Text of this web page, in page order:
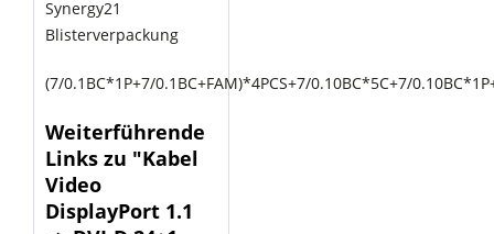
Synergy21
Blisterverpackung
(7/0.1BC*1P+7/0.1BC+FAM)*4PCS+7/0.10BC*5C+7/
Weiterführende
Links zu "Kabel
Video
DisplayPort 1.1